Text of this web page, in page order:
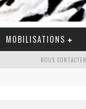
MOBILISATIONS
NOUS CONTACTER